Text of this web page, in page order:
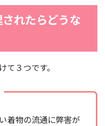
れたらどうな
３つです。
着物の流通に弊害が